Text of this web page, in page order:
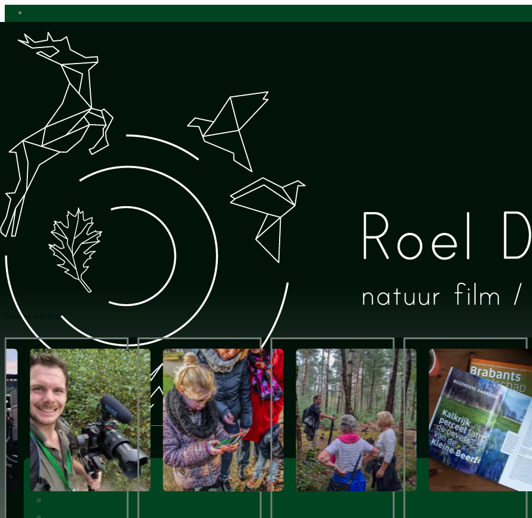
Volgen
INFO@ROELDIEPSTRATEN.NL
19 april: Excursie Diessens Broek: Grutto’s in het voorjaar
roeldieps@gmail.com 13 maart 2025
Wandel mee door het onverwachtse Diessens Broek! Grutto’s in het voorjaar Stap in een wereld van rust en
gelegen tussen Diessen, Haghorst en Biest-Houtakker. Laat je meevoeren langs bloemrijke...
Zoeken
naar:
Recente berichten
Op safari in Colombia
De blauw…,bla…, bij…!
Nomaden op zee
Interview Omroep Brabant
Recente reacties